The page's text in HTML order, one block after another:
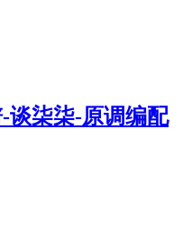
谈柒柒-原调编配